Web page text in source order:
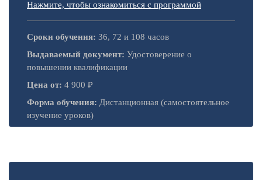
Нажмите, чтобы ознакомиться с программой
Сроки обучения: 36, 72 и 108 часов
Выдаваемый документ: Удостоверение о
повышении квалификации
Цена от: 4 900 ₽
Форма обучения: Дистанционная (самостоятельное
изучение уроков)